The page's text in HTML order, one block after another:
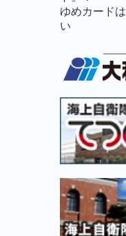
ゆめカードは
い